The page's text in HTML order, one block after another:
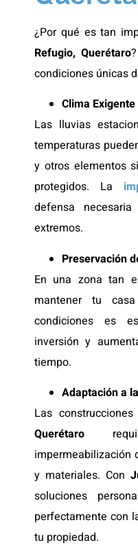
¿Por qué es tan
Refugio, Querétaro
condiciones únicas
Clima Exigente
Las lluvias
temperaturas
y otros elementos
protegidos. La
defensa
extremos.
Preservación
En una zona tan
mantener tu
condiciones es
inversión y
tiempo.
Adaptación a
Las
Querétaro
impermeabilización
y materiales. Con
soluciones
perfectamente con
tu propiedad.